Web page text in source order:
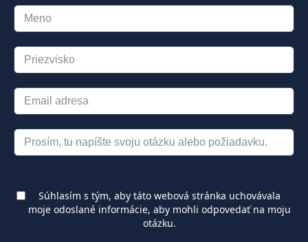
Súhlasím s tým, aby táto webová stránka uchovávala
moje odoslané informácie, aby mohli odpovedať na moju
otázku.